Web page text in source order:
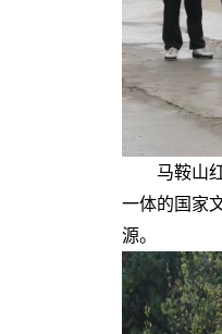
马鞍山红
一体的国家
源。